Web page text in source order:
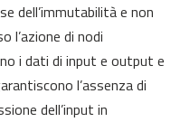
dell’immutabilità e non
l’azione di nodi
i dati di input e output e
l’assenza di
dell’input in